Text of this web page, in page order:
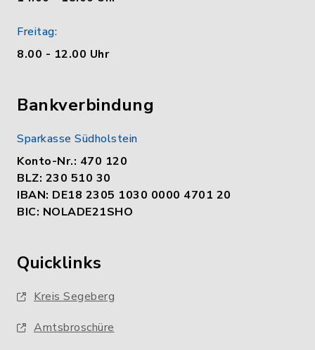
Freitag:
8.00 - 12.00 Uhr
Bankverbindung
Sparkasse Südholstein
Konto-Nr.: 470 120
BLZ: 230 510 30
IBAN: DE18 2305 1030 0000 4701 20
BIC: NOLADE21SHO
Quicklinks
Kreis Segeberg
Amtsbroschüre